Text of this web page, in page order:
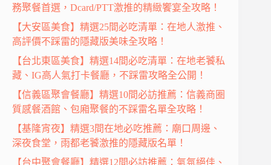
務聚餐首選，Dcard/PTT激推的精緻饗宴全攻略！
【大安區美食】精選25間必吃清單：在地人激推、
高評價不踩雷的隱藏版美味全攻略！
【台北東區美食】精選14間必吃清單：在地老饕私
藏、IG高人氣打卡餐廳，不踩雷攻略全公開！
【信義區聚會餐廳】精選10間必訪推薦：信義商圈
質感餐酒館、包廂聚餐的不踩雷名單全攻略！
【基隆宵夜】精選3間在地必吃推薦：廟口周邊、
深夜食堂，雨都老饕激推的隱藏版名單！
【台中聚會餐廳】精選12間必訪推薦：氣氛絕佳、